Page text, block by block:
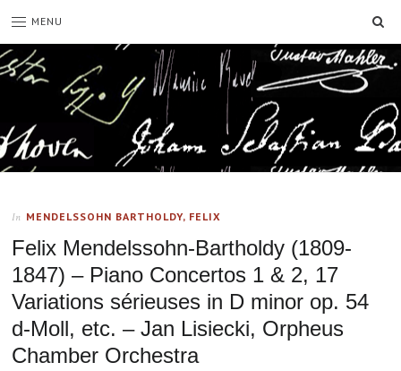
MENU
In MENDELSSOHN BARTHOLDY, FELIX
Felix Mendelssohn-Bartholdy (1809-
1847) – Piano Concertos 1 & 2, 17
Variations sérieuses in D minor op. 54
d-Moll, etc. – Jan Lisiecki, Orpheus
Chamber Orchestra